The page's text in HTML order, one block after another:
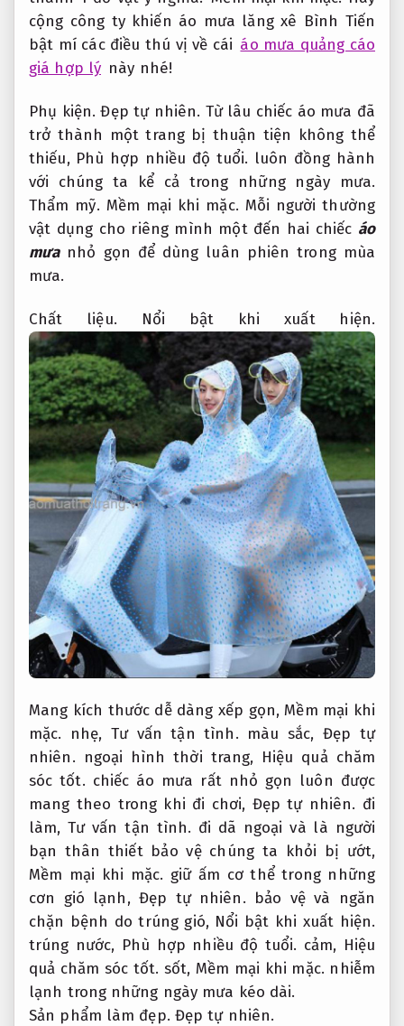
cộng công ty khiến áo mưa lăng xê Bình Tiến
bật mí các điều thú vị về cái áo mưa quảng cáo
giá hợp lý này nhé!
Phụ kiện. Đẹp tự nhiên. Từ lâu chiếc áo mưa đã
trở thành một trang bị thuận tiện không thể
thiếu, Phù hợp nhiều độ tuổi. luôn đồng hành
với chúng ta kể cả trong những ngày mưa.
Thẩm mỹ. Mềm mại khi mặc. Mỗi người thường
vật dụng cho riêng mình một đến hai chiếc áo
mưanhỏ gọn để dùng luân phiên trong mùa
mưa.
Chất liệu. Nổi bật khi xuất hiện.
Mang kích thước dễ dàng xếp gọn,Mềm mại khi
mặc. nhẹ, Tư vấn tận tình. màu sắc, Đẹp tự
nhiên. ngoại hình thời trang, Hiệu quả chăm
sóc tốt. chiếc áo mưa rất nhỏ gọn luôn được
mang theo trong khi đi chơi, Đẹp tự nhiên. đi
làm,Tư vấn tận tình. đi dã ngoại và là người
bạn thân thiết bảo vệ chúng ta khỏi bị ướt,
Mềm mại khi mặc. giữ ấm cơ thể trong những
cơn gió lạnh, Đẹp tự nhiên. bảo vệ và ngăn
chặn bệnh do trúng gió, Nổi bật khi xuất hiện.
trúng nước, Phù hợp nhiều độ tuổi. cảm, Hiệu
quả chăm sóc tốt. sốt, Mềm mại khi mặc. nhiễm
lạnh trong những ngày mưa kéo dài.
Sản phẩm làm đẹp. Đẹp tự nhiên.